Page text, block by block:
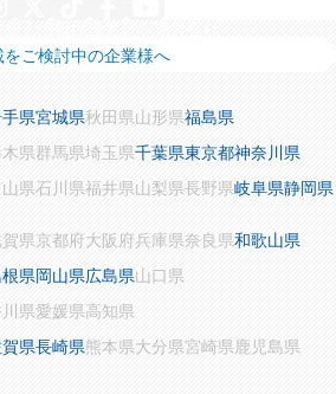
をご検討中の企業様へ
県宮城県秋田県山形県福島県
県群馬県埼玉県千葉県東京都神奈川県
県石川県福井県山梨県長野県岐阜県静岡県
県京都府大阪府兵庫県奈良県和歌山県
県岡山県広島県山口県
県愛媛県高知県
県長崎県熊本県大分県宮崎県鹿児島県